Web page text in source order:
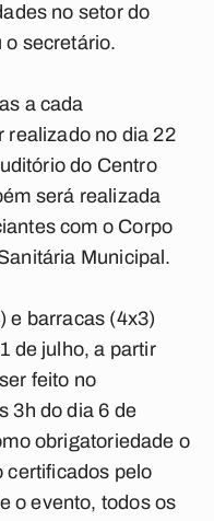
no setor do
o secretário.
a cada
realizado no dia 22
do Centro
será realizada
com o Corpo
Municipal.
e barracas (4x3)
de julho, a partir
feito no
3h do dia 6 de
obrigatoriedade o
certificados pelo
o evento, todos os